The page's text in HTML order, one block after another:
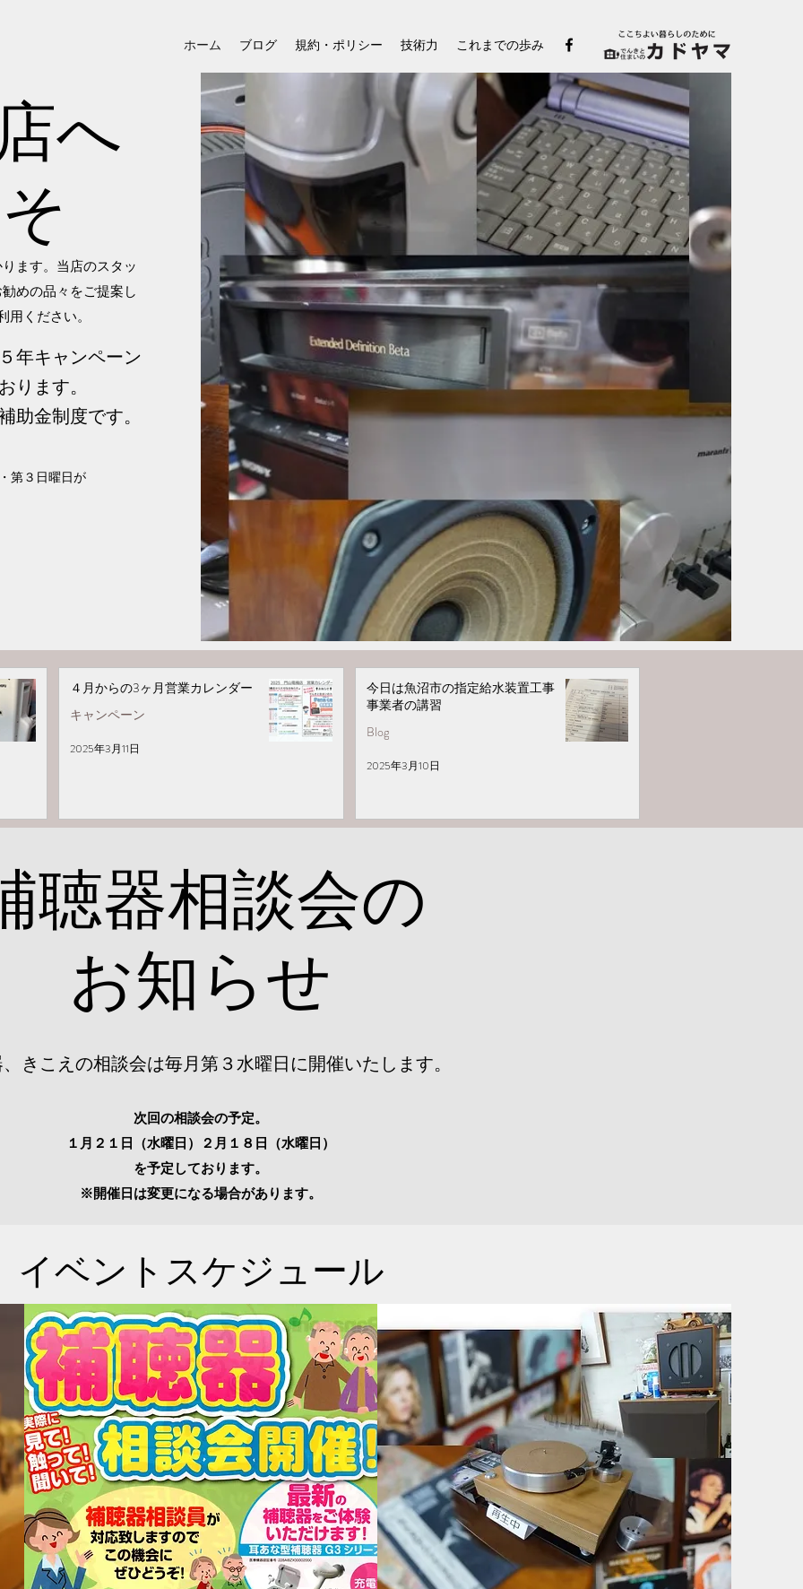
ホーム ブログ 規約・ポリシー 技術力 これまでの歩み
へ
ます。当店のスタッ
めの品々をご提案し
ください。
年キャンペーン
ります。
助金制度です。
第３日曜日が
４月からの3ヶ月営業カレンダー
キャンペーン
2025年3月11日
今日は魚沼市の指定給水装置工事
事業者の講習
Blog
2025年3月10日
聴器相談会の
お知らせ
きこえの相談会は毎月第３水曜日に開催いたします。
次回の相談会の予定。
１月２１日（水曜日）２ 月１８日（水曜日）
を予定しております。
※開催日は変更になる場合があります。
イベントスケジュール